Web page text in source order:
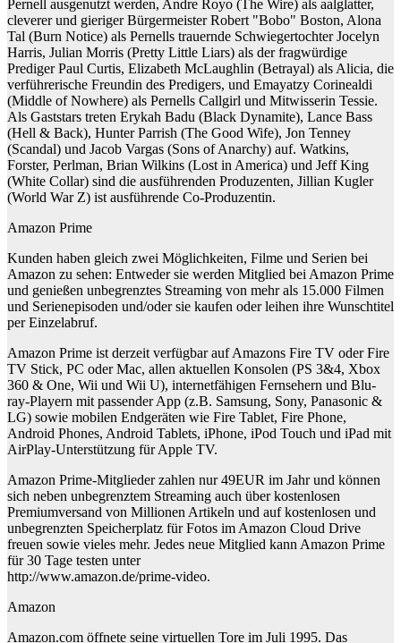
Pernell ausgenutzt werden, Andre Royo (The Wire) als aalglatter,
cleverer und gieriger Bürgermeister Robert "Bobo" Boston, Alona
Tal (Burn Notice) als Pernells trauernde Schwiegertochter Jocelyn
Harris, Julian Morris (Pretty Little Liars) als der fragwürdige
Prediger Paul Curtis, Elizabeth McLaughlin (Betrayal) als Alicia, die
verführerische Freundin des Predigers, und Emayatzy Corinealdi
(Middle of Nowhere) als Pernells Callgirl und Mitwisserin Tessie.
Als Gaststars treten Erykah Badu (Black Dynamite), Lance Bass
(Hell & Back), Hunter Parrish (The Good Wife), Jon Tenney
(Scandal) und Jacob Vargas (Sons of Anarchy) auf. Watkins,
Forster, Perlman, Brian Wilkins (Lost in America) und Jeff King
(White Collar) sind die ausführenden Produzenten, Jillian Kugler
(World War Z) ist ausführende Co-Produzentin.
Amazon Prime
Kunden haben gleich zwei Möglichkeiten, Filme und Serien bei
Amazon zu sehen: Entweder sie werden Mitglied bei Amazon Prime
und genießen unbegrenztes Streaming von mehr als 15.000 Filmen
und Serienepisoden und/oder sie kaufen oder leihen ihre Wunschtitel
per Einzelabruf.
Amazon Prime ist derzeit verfügbar auf Amazons Fire TV oder Fire
TV Stick, PC oder Mac, allen aktuellen Konsolen (PS 3&4, Xbox
360 & One, Wii und Wii U), internetfähigen Fernsehern und Blu-
ray-Playern mit passender App (z.B. Samsung, Sony, Panasonic &
LG) sowie mobilen Endgeräten wie Fire Tablet, Fire Phone,
Android Phones, Android Tablets, iPhone, iPod Touch und iPad mit
AirPlay-Unterstützung für Apple TV.
Amazon Prime-Mitglieder zahlen nur 49EUR im Jahr und können
sich neben unbegrenztem Streaming auch über kostenlosen
Premiumversand von Millionen Artikeln und auf kostenlosen und
unbegrenzten Speicherplatz für Fotos im Amazon Cloud Drive
freuen sowie vieles mehr. Jedes neue Mitglied kann Amazon Prime
für 30 Tage testen unter
http://www.amazon.de/prime-video.
Amazon
Amazon.com öffnete seine virtuellen Tore im Juli 1995. Das